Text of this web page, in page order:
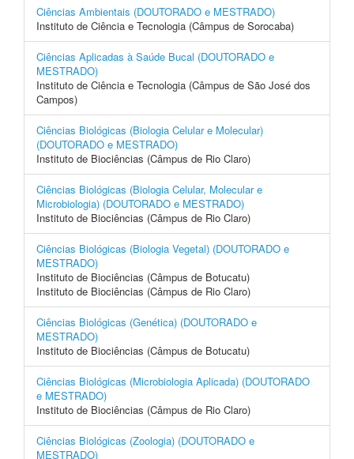
Ciências Ambientais (DOUTORADO e MESTRADO)
Instituto de Ciência e Tecnologia (Câmpus de Sorocaba)
Ciências Aplicadas à Saúde Bucal (DOUTORADO e
MESTRADO)
Instituto de Ciência e Tecnologia (Câmpus de São José dos
Campos)
Ciências Biológicas (Biologia Celular e Molecular)
(DOUTORADO e MESTRADO)
Instituto de Biociências (Câmpus de Rio Claro)
Ciências Biológicas (Biologia Celular, Molecular e
Microbiologia) (DOUTORADO e MESTRADO)
Instituto de Biociências (Câmpus de Rio Claro)
Ciências Biológicas (Biologia Vegetal) (DOUTORADO e
MESTRADO)
Instituto de Biociências (Câmpus de Botucatu)
Instituto de Biociências (Câmpus de Rio Claro)
Ciências Biológicas (Genética) (DOUTORADO e
MESTRADO)
Instituto de Biociências (Câmpus de Botucatu)
Ciências Biológicas (Microbiologia Aplicada) (DOUTORADO
e MESTRADO)
Instituto de Biociências (Câmpus de Rio Claro)
Ciências Biológicas (Zoologia) (DOUTORADO e
MESTRADO)